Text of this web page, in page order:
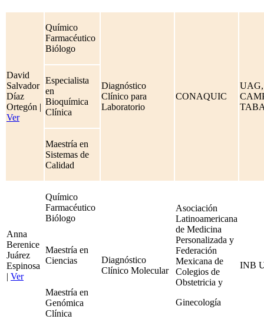
David
Salvador
Díaz
Ortegón |
Ver
Químico
Farmacéutico
Biólogo
Diagnóstico
Clínico para
Laboratorio
CONAQUIC
UAG,
Especialista
en
Bioquímica
Clínica
Maestría en
Sistemas de
Calidad
Anna
Berenice
Juárez
Espinosa
| Ver
Químico
Farmacéutico
Biólogo
Diagnóstico
Clínico Molecular
Asociación
Latinoamericana
de Medicina
Personalizada y
Federación
Mexicana de
Colegios de
Obstetricia y
Ginecología
INB
Maestría en
Ciencias
Maestría en
Genómica
Clínica